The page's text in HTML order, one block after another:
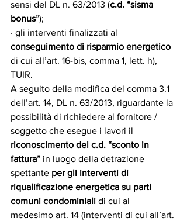
sensi del DL n. 63/2013 (c.d. “sisma
bonus”);
· gli interventi finalizzati al
conseguimento di risparmio energetico
di cui all’art. 16-bis, comma 1, lett. h),
TUIR.
A seguito della modifica del comma 3.1
dell’art. 14, DL n. 63/2013, riguardante la
possibilità di richiedere al fornitore /
soggetto che esegue i lavori il
riconoscimento del c.d. “sconto in
fattura” in luogo della detrazione
spettante per gli interventi di
riqualificazione energetica su parti
comuni condominiali di cui al
medesimo art. 14 (interventi di cui all’art.